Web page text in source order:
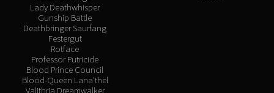
Lady Deathwhisper
Gunship Battle
Deathbringer Saurfang
Festergut
Rotface
Professor Putricide
Blood Prince Council
Blood-Queen Lana'thel
Valithria Dreamwalker